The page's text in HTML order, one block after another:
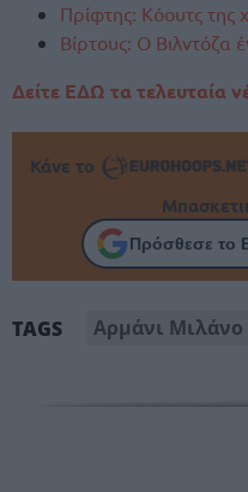
Πρίφτης: Κόουτς της
Βίρτους: Ο Βιλντόζα
Δείτε ΕΔΩ τα τελευταία
Κάνε το
Πρόσθεσε το
TAGS Αρμάνι Μιλάνο